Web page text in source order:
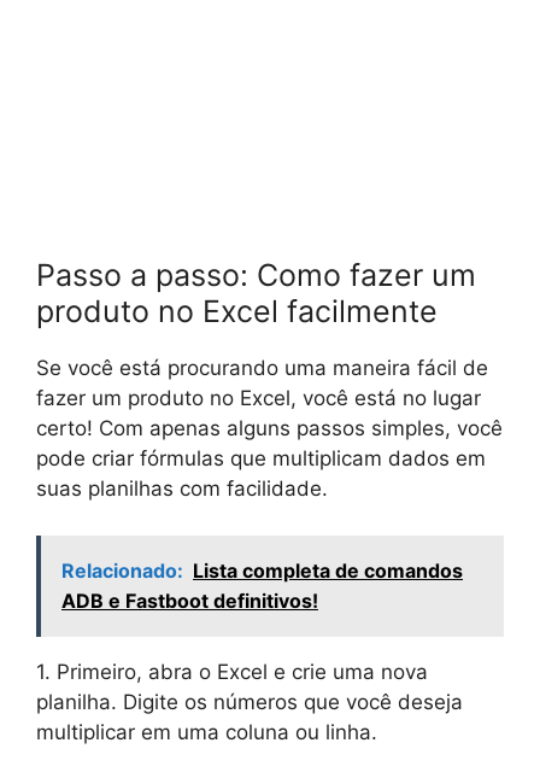
Passo a passo: Como fazer um
produto no Excel facilmente
Se você está procurando uma maneira fácil de
fazer um produto no Excel, você está no lugar
certo! Com apenas alguns passos simples, você
pode criar fórmulas que multiplicam dados em
suas planilhas com facilidade.
Relacionado: Lista completa de comandos
ADB e Fastboot definitivos!
1. Primeiro, abra o Excel e crie uma nova
planilha. Digite os números que você deseja
multiplicar em uma coluna ou linha.